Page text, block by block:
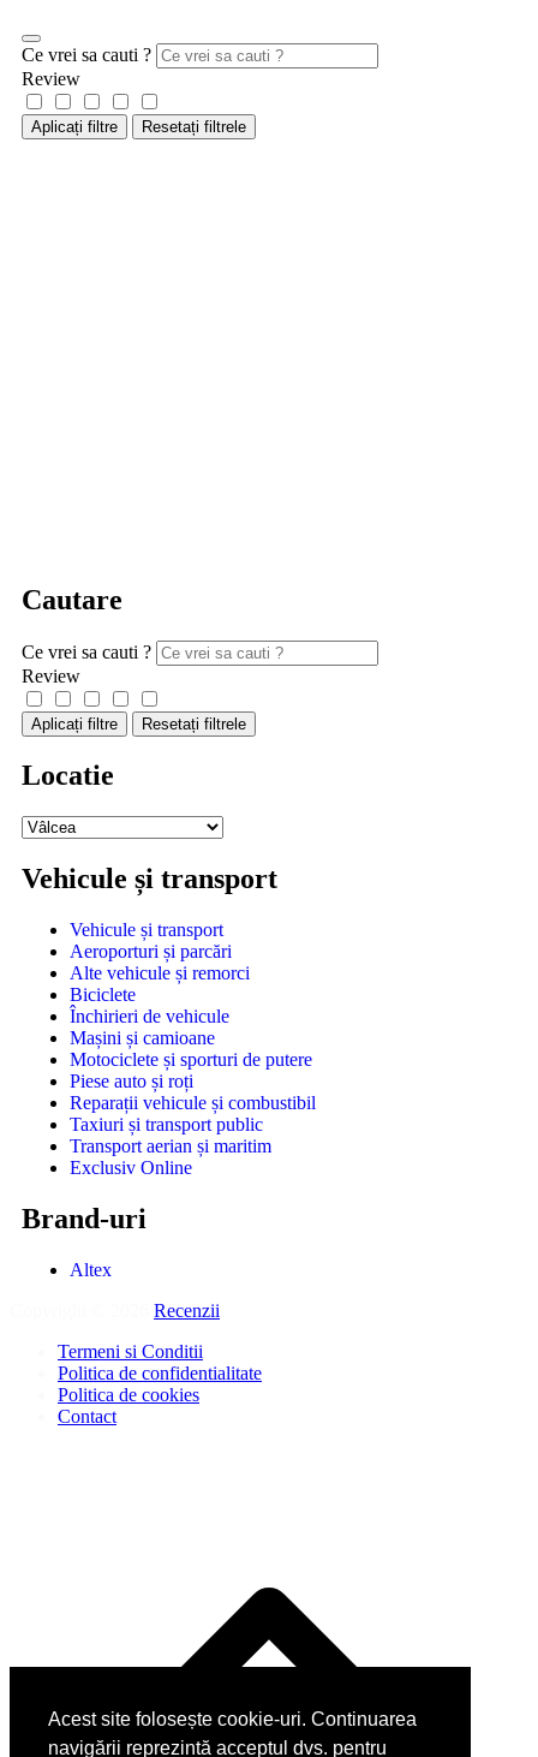
Acest site folosește cookie-uri. Continuarea
navigării reprezintă acceptul dvs. pentru
Ce vrei sa cauti ?
Review
Aplicați filtre Resetați filtrele
Cautare
Ce vrei sa cauti ?
Review
Aplicați filtre Resetați filtrele
Locatie
Vehicule și transport
Vehicule și transport
Aeroporturi și parcări
Alte vehicule și remorci
Biciclete
Închirieri de vehicule
Mașini și camioane
Motociclete și sporturi de putere
Piese auto și roți
Reparații vehicule și combustibil
Taxiuri și transport public
Transport aerian și maritim
Exclusiv Online
Brand-uri
Altex
Recenzii
Termeni si Conditii
Politica de confidentialitate
Politica de cookies
Contact